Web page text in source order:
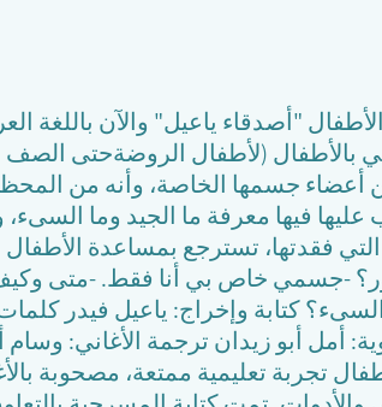
"أصدقاء ياعيل" والآن باللغة
(لأطفال الروضةحتى الصف
جسمها الخاصة، وأنه من
فيها معرفة ما الجيد وما
فقدتها، تسترجع بمساعدة
-جسمي خاص بي أنا فقط. -متى وكيف
كتابة وإخراج: ياعيل فيدر
أمل أبو زيدان ترجمة الأغاني:
تجربة تعليمية ممتعة، مصحوبة